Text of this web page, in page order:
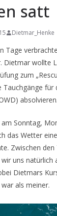
satt
Dietmar_Henke
Tage
Dietmar wollte
zum
für
absolvieren.
Sonntag,
das Wetter
Zwischen
uns natürlich
Dietmars
als meiner.